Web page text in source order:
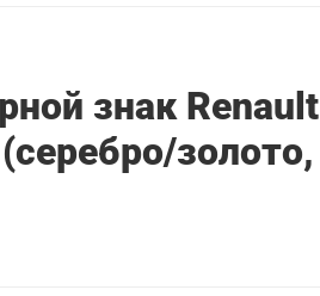
знак Renault
золото,